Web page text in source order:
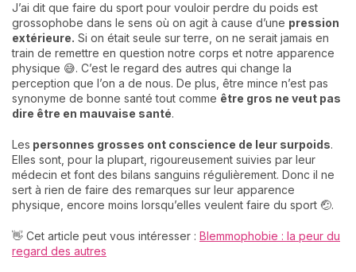
J’ai dit que faire du sport pour vouloir perdre du poids est
grossophobe dans le sens où on agit à cause d’une pression
extérieure. Si on était seule sur terre, on ne serait jamais en
train de remettre en question notre corps et notre apparence
physique 😅. C’est le regard des autres qui change la
perception que l’on a de nous. De plus, être mince n’est pas
synonyme de bonne santé tout comme être gros ne veut pas
dire être en mauvaise santé.
Les personnes grosses ont conscience de leur surpoids.
Elles sont, pour la plupart, rigoureusement suivies par leur
médecin et font des bilans sanguins régulièrement. Donc il ne
sert à rien de faire des remarques sur leur apparence
physique, encore moins lorsqu’elles veulent faire du sport 🤕.
👋 Cet article peut vous intéresser : Blemmophobie : la peur du
regard des autres